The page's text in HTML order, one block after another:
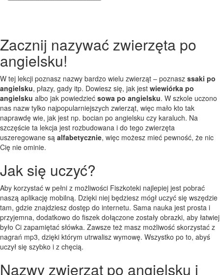
Zacznij nazywać zwierzęta po
angielsku!
W tej lekcji poznasz nazwy bardzo wielu zwierząt – poznasz ssaki po
angielsku, płazy, gady itp. Dowiesz się, jak jest wiewiórka po
angielsku albo jak powiedzieć sowa po angielsku. W szkole uczono
nas nazw tylko najpopularniejszych zwierząt, więc mało kto tak
naprawdę wie, jak jest np. bocian po angielsku czy karaluch. Na
szczęście ta lekcja jest rozbudowana i do tego zwierzęta
uszeregowane są alfabetycznie, więc możesz mieć pewność, że nic
Cię nie ominie.
Jak się uczyć?
Aby korzystać w pełni z możliwości Fiszkoteki najlepiej jest pobrać
naszą aplikację mobilną. Dzięki niej będziesz mógł uczyć się wszędzie
tam, gdzie znajdziesz dostęp do internetu. Sama nauka jest prosta i
przyjemna, dodatkowo do fiszek dołączone zostały obrazki, aby łatwiej
było Ci zapamiętać słówka. Zawsze też masz możliwość skorzystać z
nagrań mp3, dzięki którym utrwalisz wymowę. Wszystko po to, abyś
uczył się szybko i z chęcią.
Nazwy zwierząt po angielsku i